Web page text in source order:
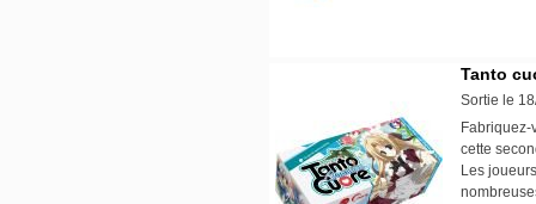
Tanto
Sortie le
cette
Les